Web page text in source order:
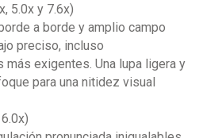
5.0x y 7.6x)
a borde y amplio campo
preciso, incluso
más exigentes. Una lupa ligera y
para una nitidez visual